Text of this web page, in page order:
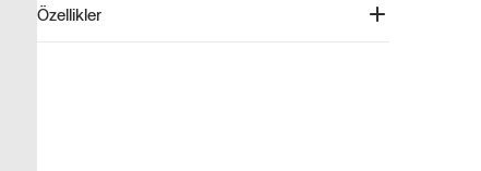
Ürün Kodu: 667204
Özellikler